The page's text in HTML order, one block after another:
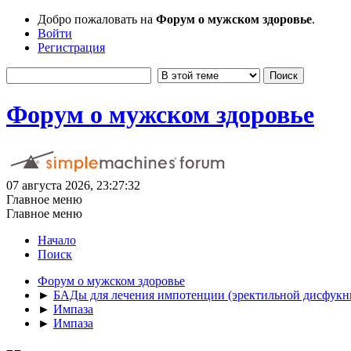
Добро пожаловать на Форум о мужском здоровье.
Войти
Регистрация
Форум о мужском здоровье
07 августа 2026, 23:27:32
Главное меню
Главное меню
Начало
Поиск
Форум о мужском здоровье
► БАДы для лечения импотенции (эректильной
► Импаза
► Импаза